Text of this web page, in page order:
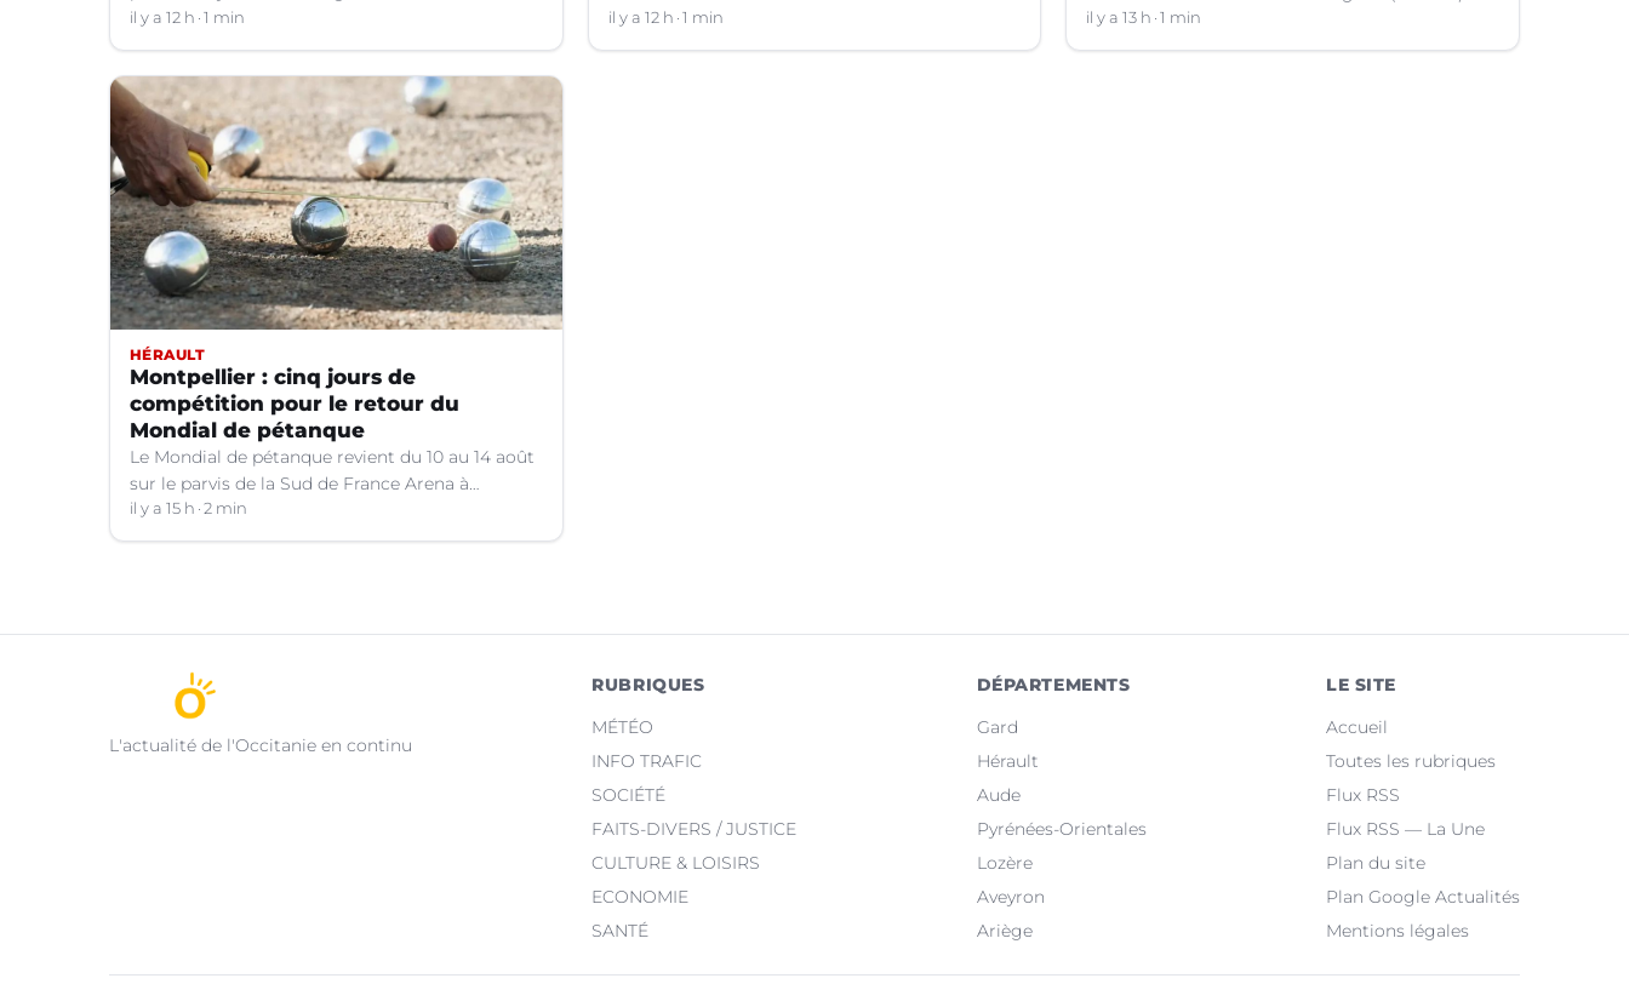
le Languedoc.
il y a 12 h 1 min il y a 12 h 1 min il y a 13 h 1 min
HÉRAULT
Montpellier : cinq jours de
compétition pour le retour du
Mondial de pétanque
Le Mondial de pétanque revient du 10 au 14 août
sur le parvis de la Sud de France Arena à
Montpellier (Hérault).
il y a 15 h 2 min
L'actualité de l'Occitanie en continu
RUBRIQUES
MÉTÉO
INFO TRAFIC
SOCIÉTÉ
FAITS-DIVERS / JUSTICE
CULTURE & LOISIRS
ECONOMIE
SANTÉ
DÉPARTEMENTS
Gard
Hérault
Aude
Pyrénées-Orientales
Lozère
Aveyron
Ariège
LE SITE
Accueil
Toutes les rubriques
Flux RSS
Flux RSS — La Une
Plan du site
Plan Google Actualités
Mentions légales